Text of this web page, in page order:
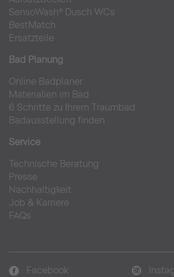
SensoWash® Dusch WCs
BestMatch
Ersatzteile
Bad Planung
Online Badplaner
Materialien im Bad
6 Schritte zu Ihrem Traumbad
Badausstellung finden
Service
Technische Beratung
Presse
Nachhaltigkeit
Job & Karriere
FAQs
Facebook